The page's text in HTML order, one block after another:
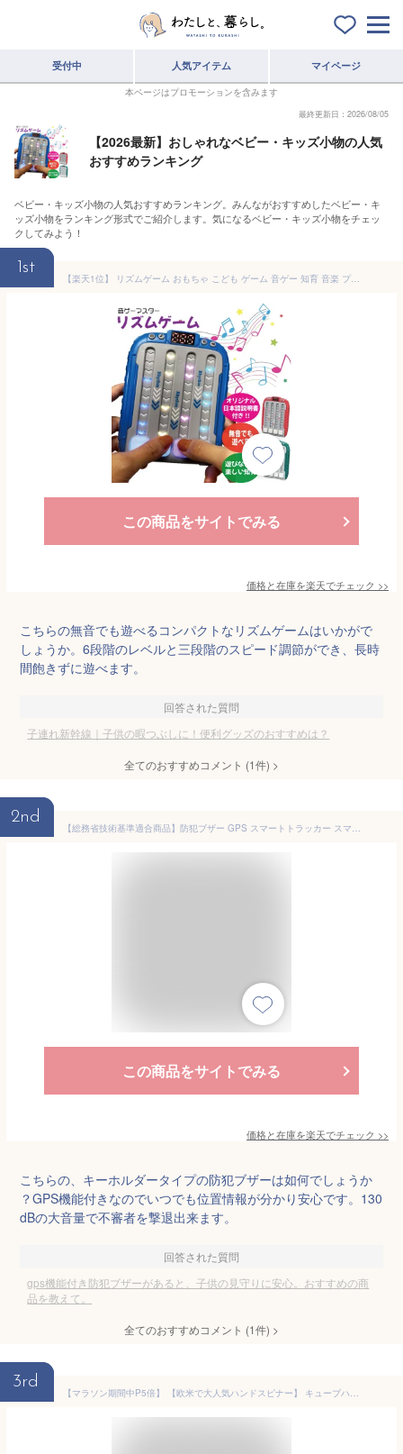
受付中 人気アイテム マイページ
本ページはプロモーションを含みます
最終更新日：2026/08/05
【2026最新】おしゃれなベビー・キッズ小物の人気
おすすめランキング
ベビー・キッズ小物の人気おすすめランキング。みんながおすすめしたベビー・キ
ッズ小物をランキング形式でご紹介します。気になるベビー・キッズ小物をチェッ
クしてみよう！
1st
【楽天1位】 リズムゲーム おもちゃ こども ゲーム 音ゲー 知育 音楽 プッシュ プッシュポップ プッシュポップゲーム リズムタップゲーム ポータブルゲーム 説明書 電池 キッズ クリスマス プレゼント 小学生 男の子 女の子 【日本語説明書付き】
この商品をサイトでみる
価格と在庫を楽天でチェック >>
こちらの無音でも遊べるコンパクトなリズムゲームはいかがで
しょうか。6段階のレベルと三段階のスピード調節ができ、長時
間飽きずに遊べます。
回答された質問
子連れ新幹線｜子供の暇つぶしに！便利グッズのおすすめは？
全てのおすすめコメント (1件) >
2nd
【総務省技術基準適合商品】防犯ブザー GPS スマートトラッカー スマートタグ 防犯ブザー 大人 大音量130dB 防水 子供 紛失防止タグ 通学 通勤 迷子 小学生 高齢者 女性 かわいい ランドセル iPhone apple 位置情報 ペット
この商品をサイトでみる
価格と在庫を楽天でチェック >>
こちらの、キーホルダータイプの防犯ブザーは如何でしょうか
？GPS機能付きなのでいつでも位置情報が分かり安心です。130
dBの大音量で不審者を撃退出来ます。
回答された質問
gps機能付き防犯ブザーがあると、子供の見守りに安心。おすすめの商
品を教えて。
全てのおすすめコメント (1件) >
3rd
【マラソン期間中P5倍】 【欧米で大人気ハンドスピナー】 キューブハンドスピナー ハンドスピナー キューブ型 虹 アルミ合金 虹色 指遊び 小型 分解組立可能 ストレス解消 ひま潰し おもちゃ 玩具 面白い グッズ プレゼント コマ 指スピナー 送料無料 NIZIPRO